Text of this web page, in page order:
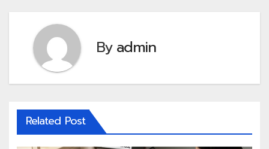
Byadmin
Related Post